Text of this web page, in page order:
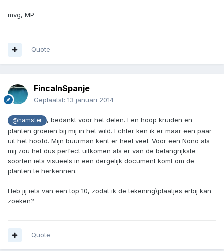
mvg, MP
Quote
FincaInSpanje
Geplaatst: 13 januari 2014
@hamster
, bedankt voor het delen. Een hoop kruiden en
planten groeien bij mij in het wild. Echter ken ik er maar een paar
uit het hoofd. Mijn buurman kent er heel veel. Voor een Nono als
mij zou het dus perfect uitkomen als er van de belangrijkste
soorten iets visueels in een dergelijk document komt om de
planten te herkennen.
Heb jij iets van een top 10, zodat ik de tekening\plaatjes erbij kan
zoeken?
Quote